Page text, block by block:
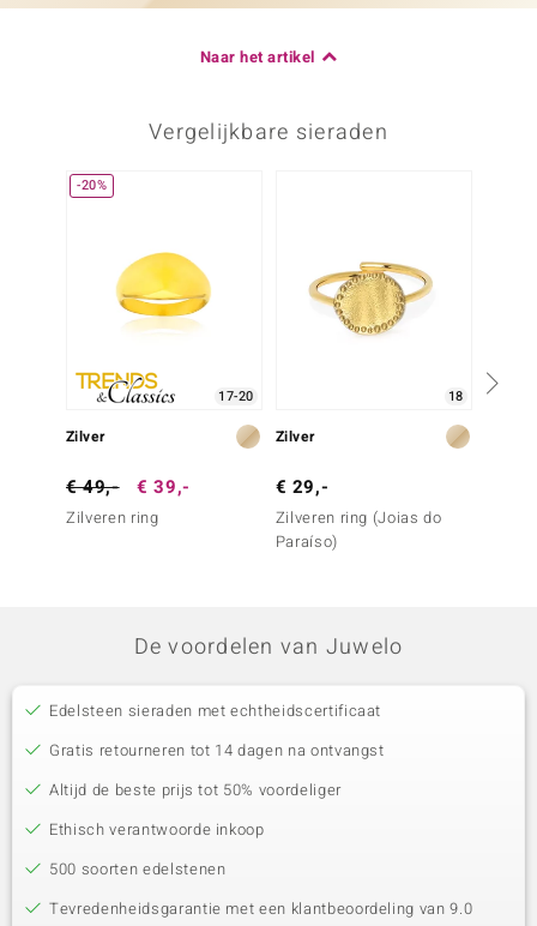
Naar het artikel
Vergelijkbare sieraden
-20%
17-20
Zilver
€ 49,- € 39,-
Zilveren ring
18
Zilver
€ 29,-
Zilveren ring (Joias do
Paraíso)
De voordelen van Juwelo
Edelsteen sieraden met echtheidscertificaat
Gratis retourneren tot 14 dagen na ontvangst
Altijd de beste prijs tot 50% voordeliger
Ethisch verantwoorde inkoop
500 soorten edelstenen
Tevredenheidsgarantie met een klantbeoordeling van 9.0